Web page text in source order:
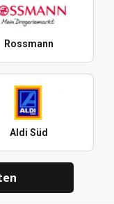
Rossmann
Aldi Süd